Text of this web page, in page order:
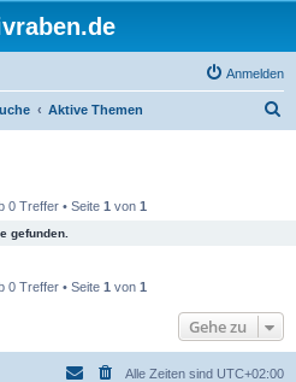
Anmelden
Aktive Themen
0 Treffer • Seite 1 von 1
gefunden.
0 Treffer • Seite 1 von 1
Gehe zu
Alle Zeiten sind UTC+02:00